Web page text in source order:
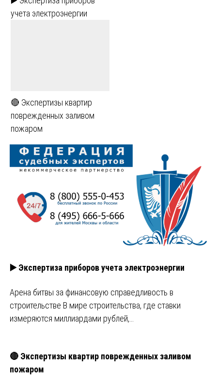
учета электроэнергии
🔴 Экспертизы квартир
поврежденных заливом
пожаром
▶️ Экспертиза приборов учета электроэнергии
Арена битвы за финансовую справедливость в
строительстве В мире строительства, где ставки
измеряются миллиардами рублей,…
🔴 Экспертизы квартир поврежденных заливом
пожаром